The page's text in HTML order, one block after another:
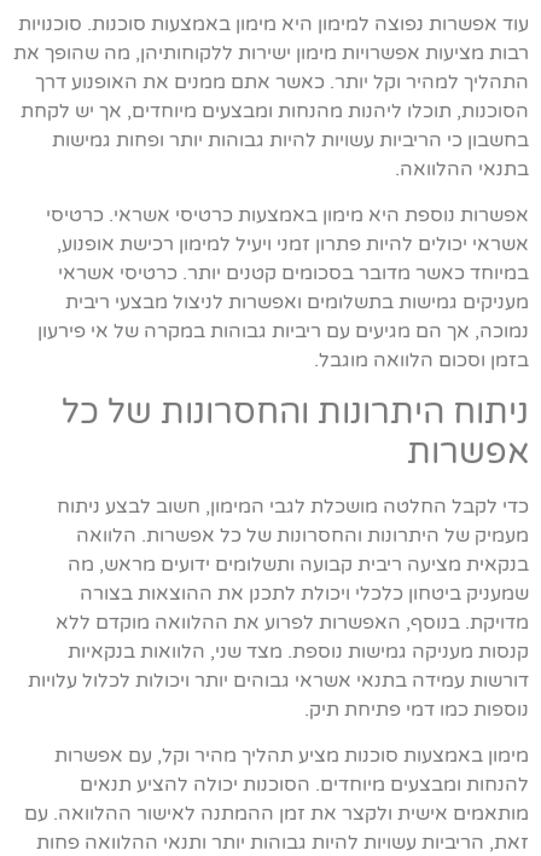
עוד אפשרות נפוצה למימון היא מימון באמצעות סוכנות. סוכנויות
רבות מציעות אפשרויות מימון ישירות ללקוחותיהן, מה שהופך את
התהליך למהיר וקל יותר. כאשר אתם ממנים את האופנוע דרך
הסוכנות, תוכלו ליהנות מהנחות ומבצעים מיוחדים, אך יש לקחת
בחשבון כי הריביות עשויות להיות גבוהות יותר ופחות גמישות
בתנאי ההלוואה.
אפשרות נוספת היא מימון באמצעות כרטיסי אשראי. כרטיסי
אשראי יכולים להיות פתרון זמני ויעיל למימון רכישת אופנוע,
במיוחד כאשר מדובר בסכומים קטנים יותר. כרטיסי אשראי
מעניקים גמישות בתשלומים ואפשרות לניצול מבצעי ריבית
נמוכה, אך הם מגיעים עם ריביות גבוהות במקרה של אי פירעון
בזמן וסכום הלוואה מוגבל.
ניתוח היתרונות והחסרונות של כל
אפשרות
כדי לקבל החלטה מושכלת לגבי המימון, חשוב לבצע ניתוח
מעמיק של היתרונות והחסרונות של כל אפשרות. הלוואה
בנקאית מציעה ריבית קבועה ותשלומים ידועים מראש, מה
שמעניק ביטחון כלכלי ויכולת לתכנן את ההוצאות בצורה
מדויקת. בנוסף, האפשרות לפרוע את ההלוואה מוקדם ללא
קנסות מעניקה גמישות נוספת. מצד שני, הלוואות בנקאיות
דורשות עמידה בתנאי אשראי גבוהים יותר ויכולות לכלול עלויות
נוספות כמו דמי פתיחת תיק.
מימון באמצעות סוכנות מציע תהליך מהיר וקל, עם אפשרות
להנחות ומבצעים מיוחדים. הסוכנות יכולה להציע תנאים
מותאמים אישית ולקצר את זמן ההמתנה לאישור ההלוואה. עם
זאת, הריביות עשויות להיות גבוהות יותר ותנאי ההלוואה פחות